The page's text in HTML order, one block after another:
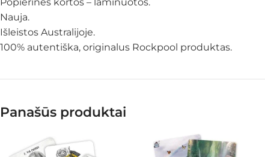
Nauja.
Išleistos Australijoje.
100% autentiška, originalus Rockpool produktas.
Panašūs produktai